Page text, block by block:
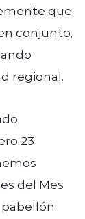
que
conjunto,
regional.
23
del Mes